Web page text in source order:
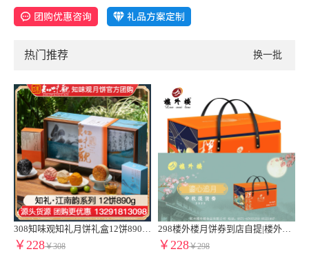
热门推荐
308知味观知礼月饼礼盒12饼890g广式月饼苏式月饼港式流心奶黄月饼中秋礼盒伴手礼知味观官网团购定制【高端送礼 热卖推荐】知礼礼盒
￥228￥308
298楼外楼月饼券到店自提|楼外楼鎏心追月月饼礼盒提货券16饼960g奶黄流心糕点心送礼团购特产中秋伴手礼礼盒
￥228￥298
换一批